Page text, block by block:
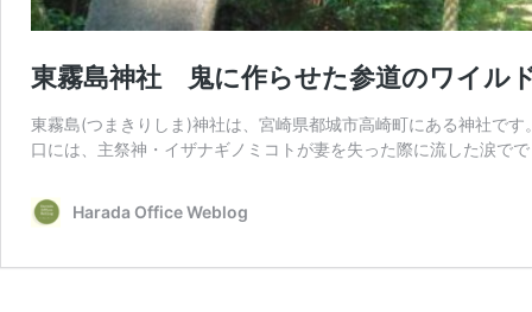
東霧島神社 鬼に作らせた参道のワイル
東霧島(つまきりしま)神社は、宮崎県都城市高崎町にある神社で
口には、主祭神・イザナギノミコトが妻を失った際に流した涙で
Harada Office Weblog